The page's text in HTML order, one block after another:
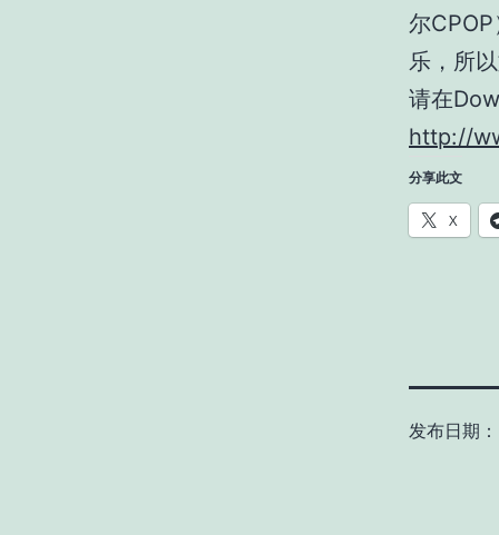
尔
乐，所
请在
http://
分享此文
X
发布日期：